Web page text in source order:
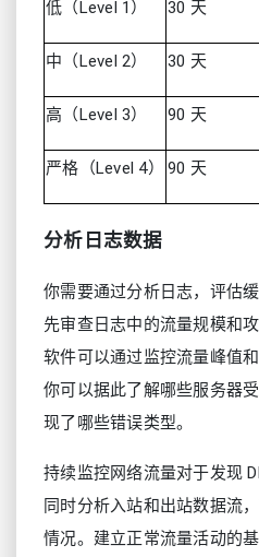
低（Level 1） 30 天
中（Level 2） 30 天
高（Level 3） 90 天
严格（Level 4） 90 天
分析日志数据
你需要通过分析日志，评估
先审查日志中的流量规模和
软件可以通过监控流量峰值
你可以据此了解哪些服务器
现了哪些错误类型。
持续监控网络流量对于发现
同时分析入站和出站数据流
情况。建立正常流量活动的